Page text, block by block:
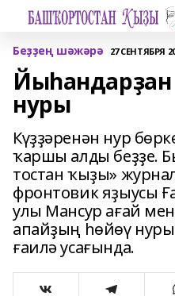
Беҙҙең шәжәрә 27 СЕНТЯБРЯ
Йыһандарҙан
нуры
Күҙҙәренән нур
ҡаршы алды беҙҙе.
тостан ҡыҙы»
фронтовик яҙыусы
улы Мансур ағай
апайҙың һөйөү
ғаилә усағында.